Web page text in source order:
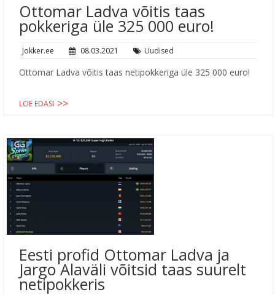
Ottomar Ladva võitis taas
pokkeriga üle 325 000 euro!
Jokker.ee 08.03.2021 Uudised
Ottomar Ladva võitis taas netipokkeriga üle 325 000 euro!
LOE EDASI
Eesti profid Ottomar Ladva ja
Jargo Alaväli võitsid taas suurelt
netipokkeris